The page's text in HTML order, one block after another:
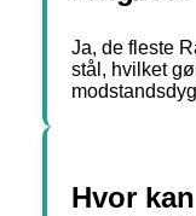
Ja, de fleste
stål, hvilket
Hvor